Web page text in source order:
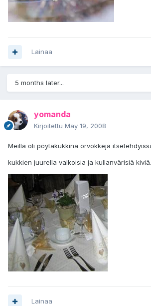
Lainaa
5 months later...
yomanda
Kirjoitettu May 19, 2008
Meillä oli pöytäkukkina orvokkeja
kukkien juurella valkoisia ja kullanvärisiä kiviä.
Lainaa